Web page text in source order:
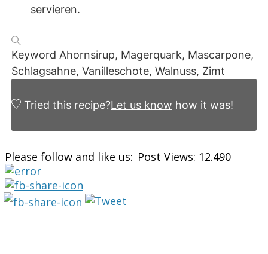
servieren.
Keyword Ahornsirup, Magerquark, Mascarpone,
Schlagsahne, Vanilleschote, Walnuss, Zimt
Tried this recipe?Let us know how it was!
Please follow and like us: Post Views: 12.490